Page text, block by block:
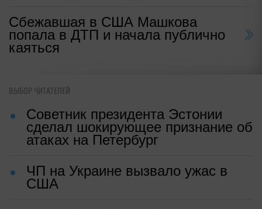
Сбежавшая в США Машкова
попала в ДТП и начала публично
каяться
ВЫБОР ЧИТАТЕЛЕЙ
Советник президента Эстонии
сделал шокирующее признание об
атаках на Петербург
ЧП на Украине вызвало ужас в
США